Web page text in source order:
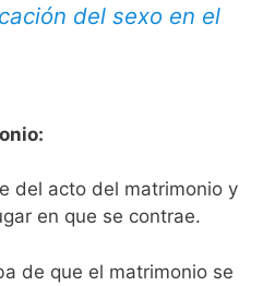
del sexo en el
del acto del matrimonio y
en que se contrae.
de que el matrimonio se